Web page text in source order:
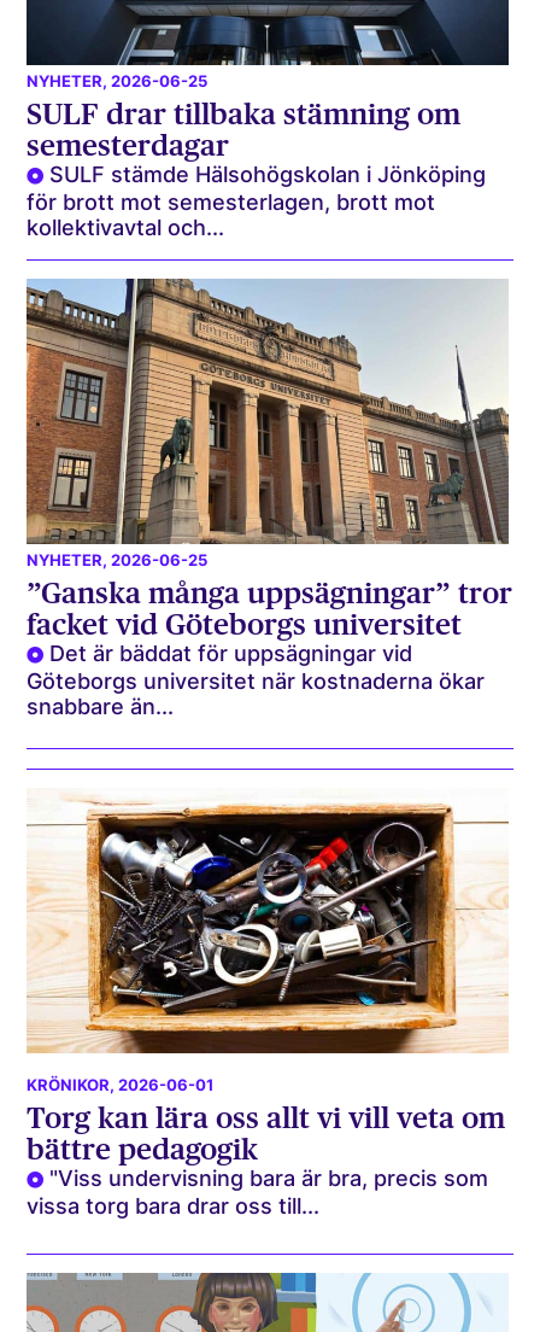
NYHETER, 2026-06-25
SULF drar tillbaka stämning om
semesterdagar
SULF stämde Hälsohögskolan i Jönköping
för brott mot semesterlagen, brott mot
kollektivavtal och...
NYHETER, 2026-06-25
”Ganska många uppsägningar” tror
facket vid Göteborgs universitet
Det är bäddat för uppsägningar vid
Göteborgs universitet när kostnaderna ökar
snabbare än...
KRÖNIKOR, 2026-06-01
Torg kan lära oss allt vi vill veta om
bättre pedagogik
"Viss undervisning bara är bra, precis som
vissa torg bara drar oss till...